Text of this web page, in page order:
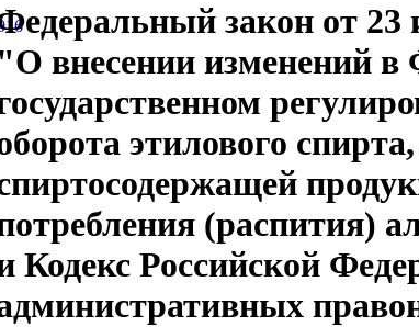
закон от 23
"О внесении изменений
этилового
(распития)
Кодекс Российской